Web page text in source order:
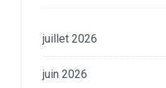
juillet 2026
juin 2026